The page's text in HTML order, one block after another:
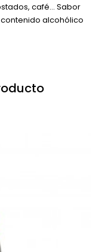
café... Sabor
alcohólico